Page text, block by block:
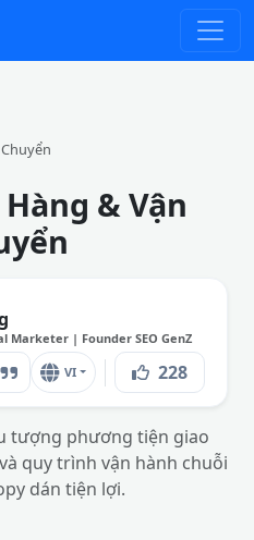
& Vận
Marketer | Founder SEO GenZ
VI 228
tượng phương tiện giao
quy trình vận hành chuỗi
dán tiện lợi.